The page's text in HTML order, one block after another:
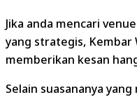
Jika anda mencari
yang strategis, Kembar
memberikan kesan
Selain suasananya